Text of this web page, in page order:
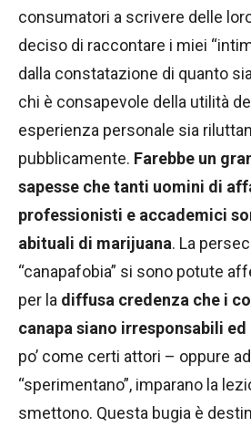
consumatori a scrivere delle
deciso di raccontare i miei
dalla constatazione di quanto
chi è consapevole della utilità
esperienza personale sia
pubblicamente. Farebbe un
sapesse che tanti uomini di
professionisti e accademici
abituali di marijuana. La
“canapafobia” si sono potute
per la diffusa credenza che i
canapa siano irresponsabili
po’ come certi attori – oppure
“sperimentano”, imparano la
smettono. Questa bugia è